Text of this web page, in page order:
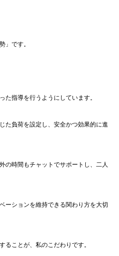
」です。
た指導を行うようにしています。
た負荷を設定し、安全かつ効果的に進
の時間もチャットでサポートし、二人
ーションを維持できる関わり方を大切
ることが、私のこだわりです。